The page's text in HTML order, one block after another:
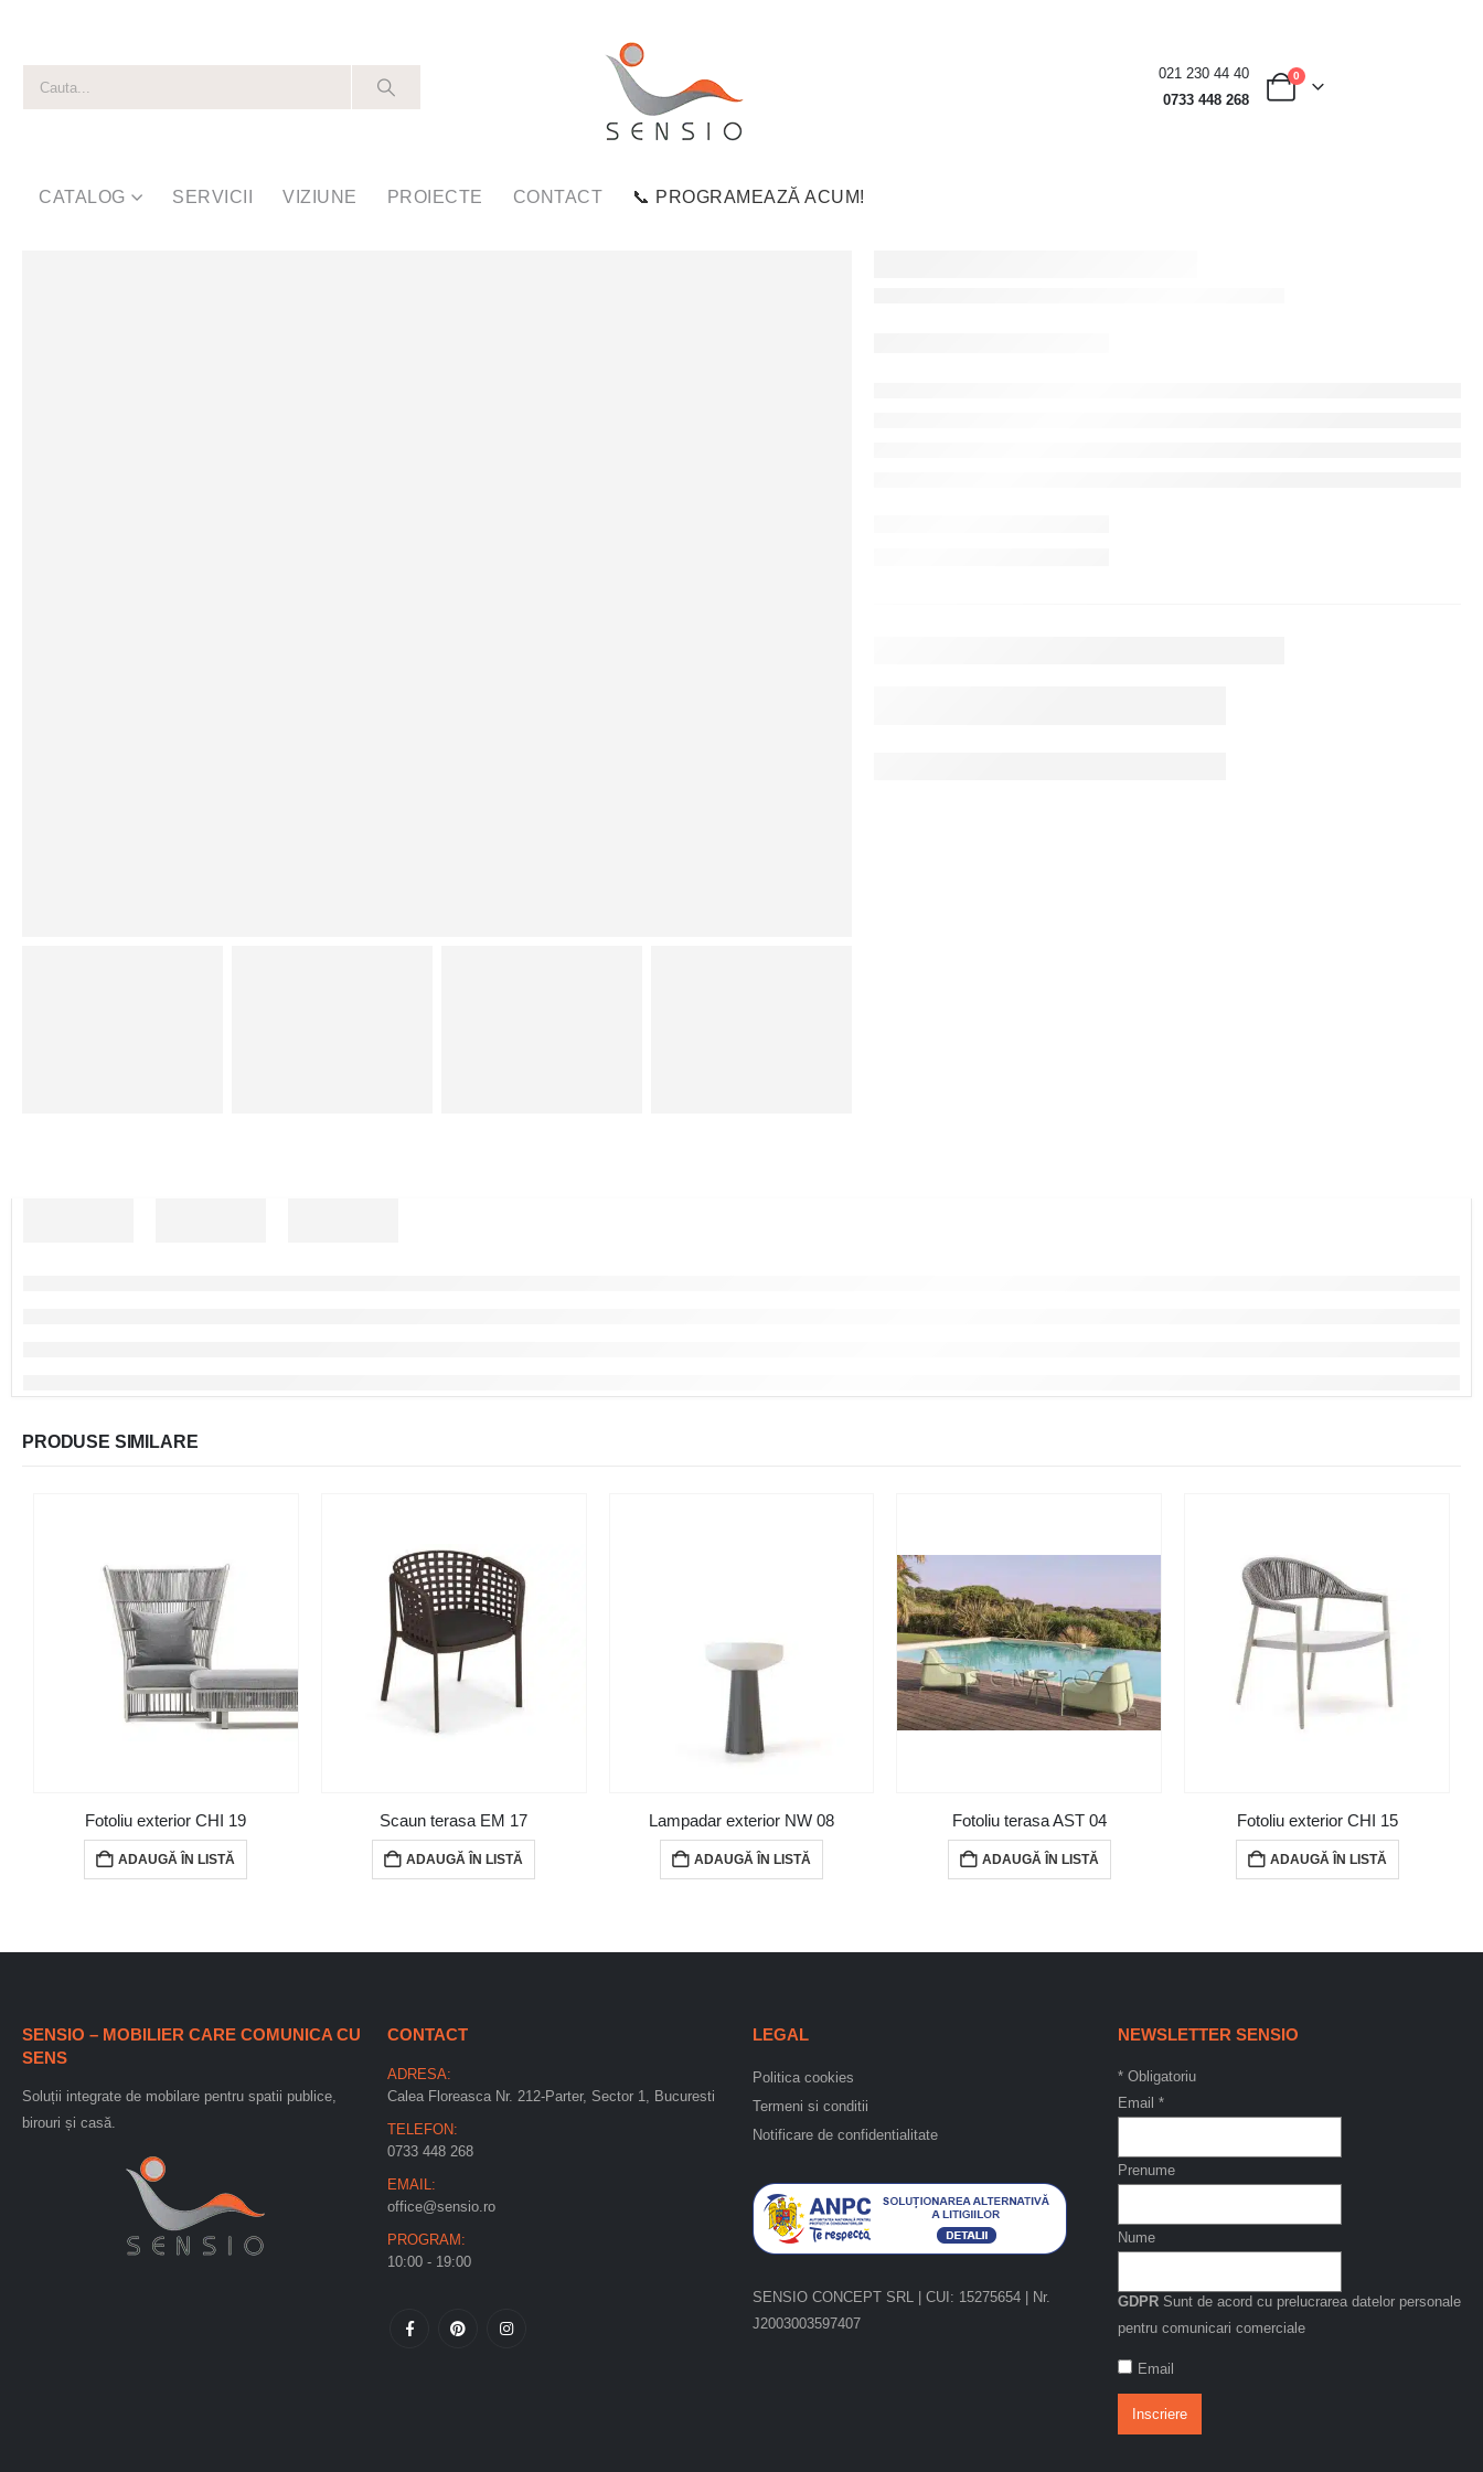
021 230 44 40
0733 448 268
0
CATALOG SERVICII VIZIUNE PROIECTE CONTACT 📞 PROGRAMEAZĂ ACUM!
PRODUSE SIMILARE
Fotoliu exterior CHI 19
ADAUGĂ ÎN LISTĂ
Scaun terasa EM 17
ADAUGĂ ÎN LISTĂ
Lampadar exterior NW 08
ADAUGĂ ÎN LISTĂ
Fotoliu terasa AST 04
ADAUGĂ ÎN LISTĂ
Fotoliu exterior CHI 15
ADAUGĂ ÎN LISTĂ
SENSIO – MOBILIER CARE COMUNICA CU
SENS
Soluții integrate de mobilare pentru spatii publice,
birouri și casă.
CONTACT
ADRESA:
Calea Floreasca Nr. 212-Parter, Sector 1, Bucuresti
TELEFON:
0733 448 268
EMAIL:
office@sensio.ro
PROGRAM:
10:00 - 19:00
LEGAL
Politica cookies
Termeni si conditii
Notificare de confidentialitate
SENSIO CONCEPT SRL | CUI: 15275654 | Nr.
J2003003597407
NEWSLETTER SENSIO
* Obligatoriu
Email *
Prenume
Nume
GDPR Sunt de acord cu prelucrarea datelor personale
pentru comunicari comerciale
Email